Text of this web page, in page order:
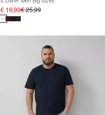
€ 16,99€ 25,99